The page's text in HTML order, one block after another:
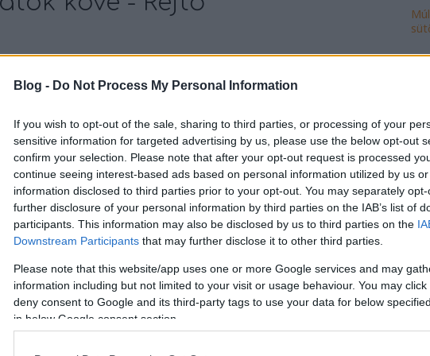
Blog - Do Not Process My Personal Information
If you wish to opt-out of the sale, sharing to third parties, or processing of your
sensitive information for targeted advertising by us, please use the below opt-out
confirm your selection. Please note that after your opt-out request is processed
continue seeing interest-based ads based on personal information utilized by us
information disclosed to third parties prior to your opt-out. You may separately
further disclosure of your personal information by third parties on the IAB’s list of
participants. This information may also be disclosed by us to third parties on the
Downstream Participants that may further disclose it to other third parties.
Please note that this website/app uses one or more Google services and may
information including but not limited to your visit or usage behaviour. You may
deny consent to Google and its third-party tags to use your data for below
in below Google consent section.
Howard Erzsébetváros gyermeke. A színmű- és kalandregény író
Elemi iskoláit a Kertész utcai Községi Polgári…
TOVÁBB
rejtő jenő képviselőtestület gondolatok köve
- Carl Lutz emlékmű